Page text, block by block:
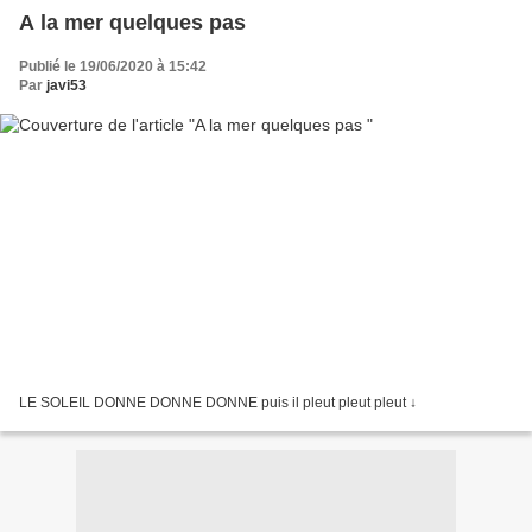
A la mer quelques pas
Publié le 19/06/2020 à 15:42
Par javi53
LE SOLEIL DONNE DONNE DONNE puis il pleut pleut pleut ↓